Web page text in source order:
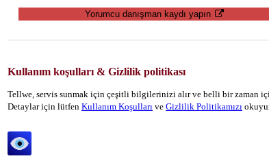
Yorumcu danışman kaydı yapın
Kullanım koşulları & Gizlilik politikası
Tellwe, servis sunmak için çeşitli bilgilerinizi alır ve belli bir zaman
Detaylar için lütfen Kullanım Koşulları ve Gizlilik Politikamızı